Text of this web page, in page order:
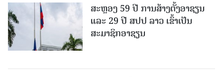
ສະຫຼອງ 59 ປີ ການສ້າງຕັ້ງອາຊຽນ
ແລະ 29 ປີ ສປປ ລາວ ເຂົ້າເປັນ
ສະມາຊິກອາຊຽນ